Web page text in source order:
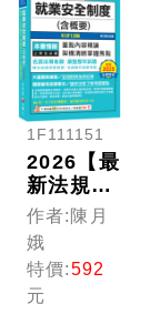
1F111151
2026【最
新法規重
點】就業
安全制度
(含概要)
〔十五
版〕（高
作者:陳月
娥
特價:592
元